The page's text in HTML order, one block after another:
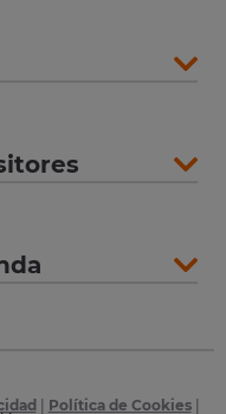
Política de Cookies|